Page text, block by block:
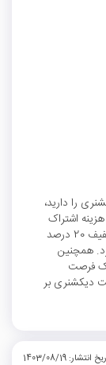
را دارید،
کد تخفیف 20 درصد از هزینه اشتراک
را تخفیف بگیرید. توجه داشته باشید که این کد تخفیف 20 درصد
همچنین
فرصت
دیکشنری بر
انتشار: 1403/08/19